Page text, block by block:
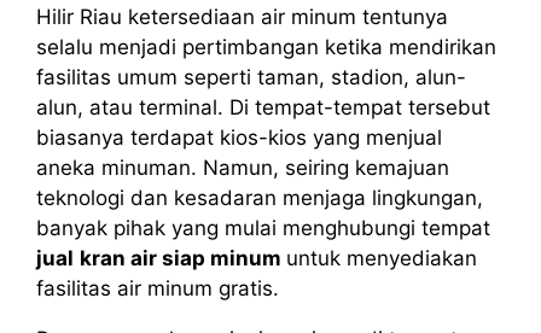
Hilir Riau ketersediaan air minum tentunya
selalu menjadi pertimbangan ketika mendirikan
fasilitas umum seperti taman, stadion, alun-
alun, atau terminal. Di tempat-tempat tersebut
biasanya terdapat kios-kios yang menjual
aneka minuman. Namun, seiring kemajuan
teknologi dan kesadaran menjaga lingkungan,
banyak pihak yang mulai menghubungi tempat
jual kran air siap minum untuk menyediakan
fasilitas air minum gratis.